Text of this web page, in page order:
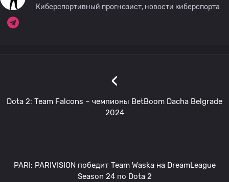
Киберспортивный прогнозист, новости киберспорта
‹
Dota 2: Team Falcons – чемпионы BetBoom Dacha Belgrade
2024
PARI: PARIVISION победит Team Waska на DreamLeague
Season 24 по Dota 2